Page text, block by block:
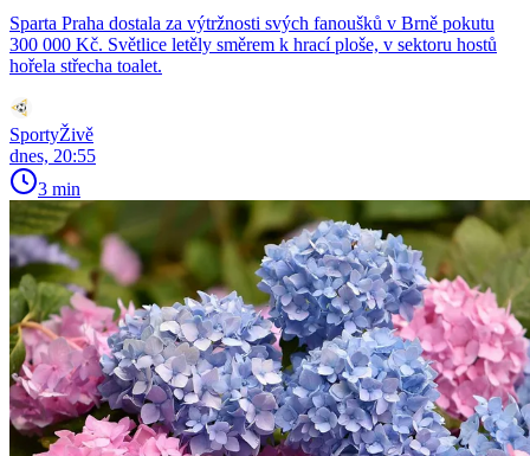
Sparta Praha dostala za výtržnosti svých fanoušků v Brně pokutu
300 000 Kč. Světlice letěly směrem k hrací ploše, v sektoru hostů
hořela střecha toalet.
SportyŽivě
dnes, 20:55
3 min